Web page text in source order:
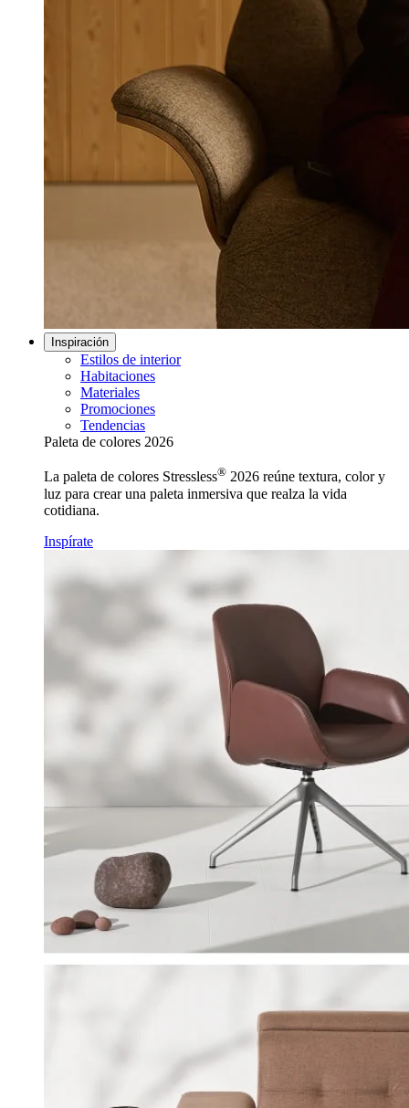
Inspiración
Estilos de interior
Habitaciones
Materiales
Promociones
Tendencias
Paleta de colores 2026
La paleta de colores Stressless® 2026 reúne textura, color y
luz para crear una paleta inmersiva que realza la vida
cotidiana.
Inspírate